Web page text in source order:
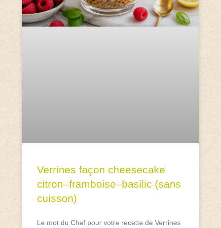
Verrines façon cheesecake
citron–framboise–basilic (sans
cuisson)
Le mot du Chef pour votre recette de Verrines